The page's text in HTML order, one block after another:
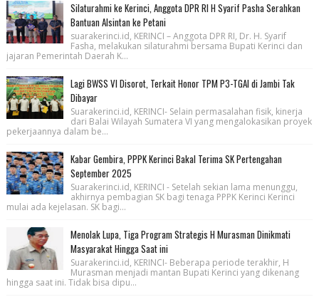
Silaturahmi ke Kerinci, Anggota DPR RI H Syarif Pasha Serahkan
Bantuan Alsintan ke Petani
suarakerinci.id, KERINCI – Anggota DPR RI, Dr. H. Syarif
Fasha, melakukan silaturahmi bersama Bupati Kerinci dan
jajaran Pemerintah Daerah K...
Lagi BWSS VI Disorot, Terkait Honor TPM P3-TGAI di Jambi Tak
Dibayar
Suarakerinci.id, KERINCI- Selain permasalahan fisik, kinerja
dari Balai Wilayah Sumatera VI yang mengalokasikan proyek
pekerjaannya dalam be...
Kabar Gembira, PPPK Kerinci Bakal Terima SK Pertengahan
September 2025
Suarakerinci.id, KERINCI - Setelah sekian lama menunggu,
akhirnya pembagian SK bagi tenaga PPPK Kerinci Kerinci
mulai ada kejelasan. SK bagi...
Menolak Lupa, Tiga Program Strategis H Murasman Dinikmati
Masyarakat Hingga Saat ini
Suarakerinci.id, KERINCI- Beberapa periode terakhir, H
Murasman menjadi mantan Bupati Kerinci yang dikenang
hingga saat ini. Tidak bisa dipu...